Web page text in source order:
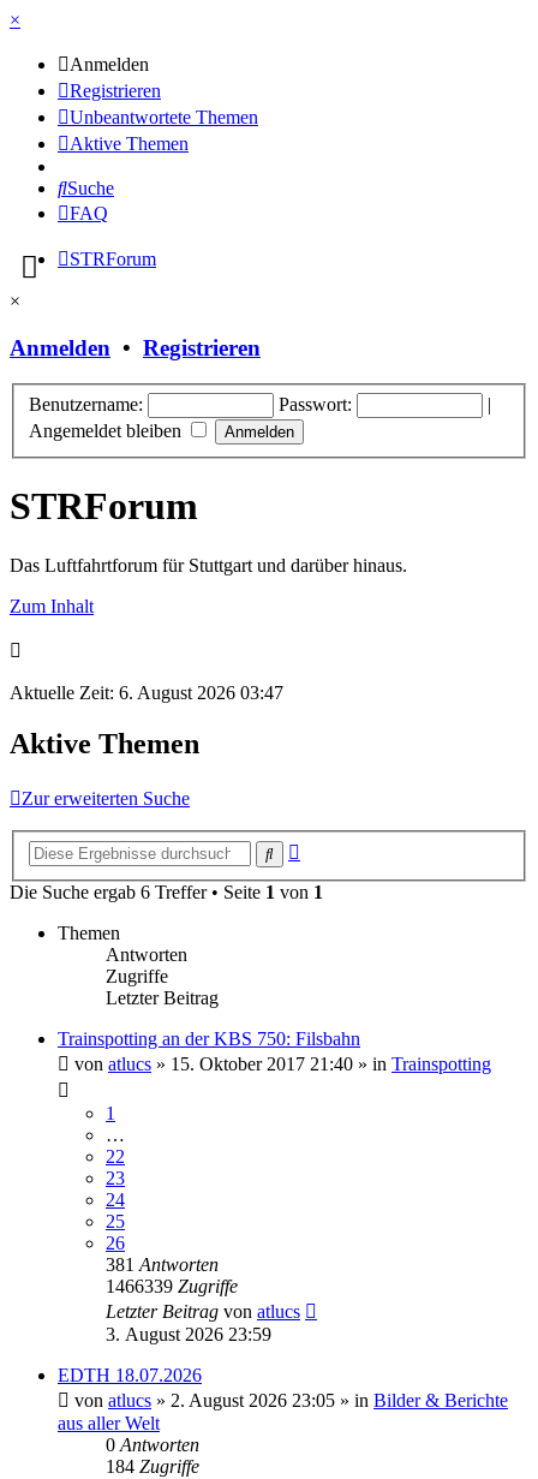
×
Anmelden
Registrieren
Unbeantwortete Themen
Aktive Themen
Suche
FAQ
STRForum
×
Anmelden • Registrieren
Benutzername: Passwort:
|
Angemeldet bleiben
STRForum
Das Luftfahrtforum für Stuttgart und darüber hinaus.
Zum Inhalt
Aktuelle Zeit: 6. August 2026 03:47
Aktive Themen
Zur erweiterten Suche
Suche
Die Suche ergab 6 Treffer • Seite 1 von 1
Themen
Antworten
Zugriffe
Letzter Beitrag
Trainspotting an der KBS 750: Filsbahn
von atlucs » 15. Oktober 2017 21:40 » in Trainspotting
1
…
22
23
24
25
26
381 Antworten
1466339 Zugriffe
Letzter Beitrag von atlucs
3. August 2026 23:59
EDTH 18.07.2026
von atlucs » 2. August 2026 23:05 » in Bilder & Berichte
aus aller Welt
0 Antworten
184 Zugriffe